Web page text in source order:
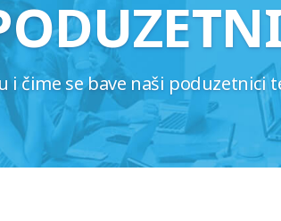
i čime se bave naši poduzetnici